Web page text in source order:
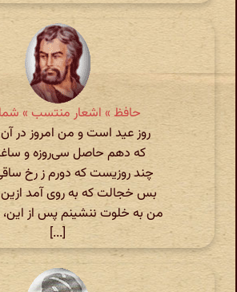
حافظ » اشعار منتسب »
روز عید است و من امروز در آن
که دهم حاصل سی‌روزه و
چند روزیست که دورم ز رخ
بس خجالت که به روی آمد
من به خلوت ننشینم پس از این،
[...]